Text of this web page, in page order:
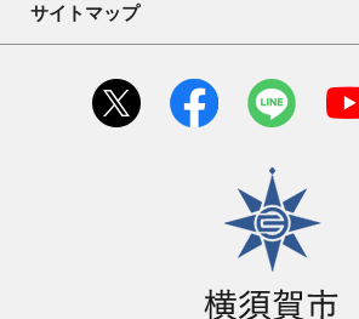
サイトマップ
横須賀市